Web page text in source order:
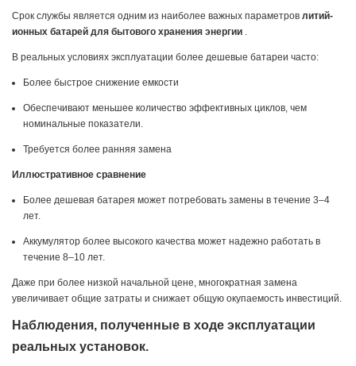
Срок службы является одним из наиболее важных параметров литий-
ионных батарей для бытового хранения энергии .
В реальных условиях эксплуатации более дешевые батареи часто:
Более быстрое снижение емкости
Обеспечивают меньшее количество эффективных циклов, чем
номинальные показатели.
Требуется более ранняя замена
Иллюстративное сравнение
Более дешевая батарея может потребовать замены в течение 3–4
лет.
Аккумулятор более высокого качества может надежно работать в
течение 8–10 лет.
Даже при более низкой начальной цене, многократная замена
увеличивает общие затраты и снижает общую окупаемость инвестиций.
Наблюдения, полученные в ходе эксплуатации
реальных установок.